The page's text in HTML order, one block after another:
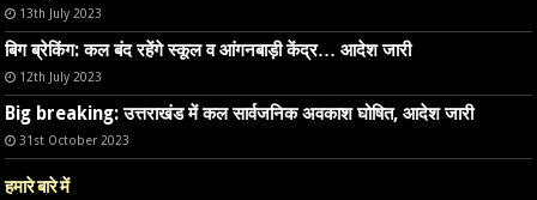
13th July 2023
बिग ब्रेकिंग: कल बंद रहेंगे स्कूल व आंगनबाड़ी केंद्र… आदेश जारी
12th July 2023
Big breaking: उत्तराखंड में कल सार्वजनिक अवकाश घोषित, आदेश जारी
31st October 2023
हमारे बारे में